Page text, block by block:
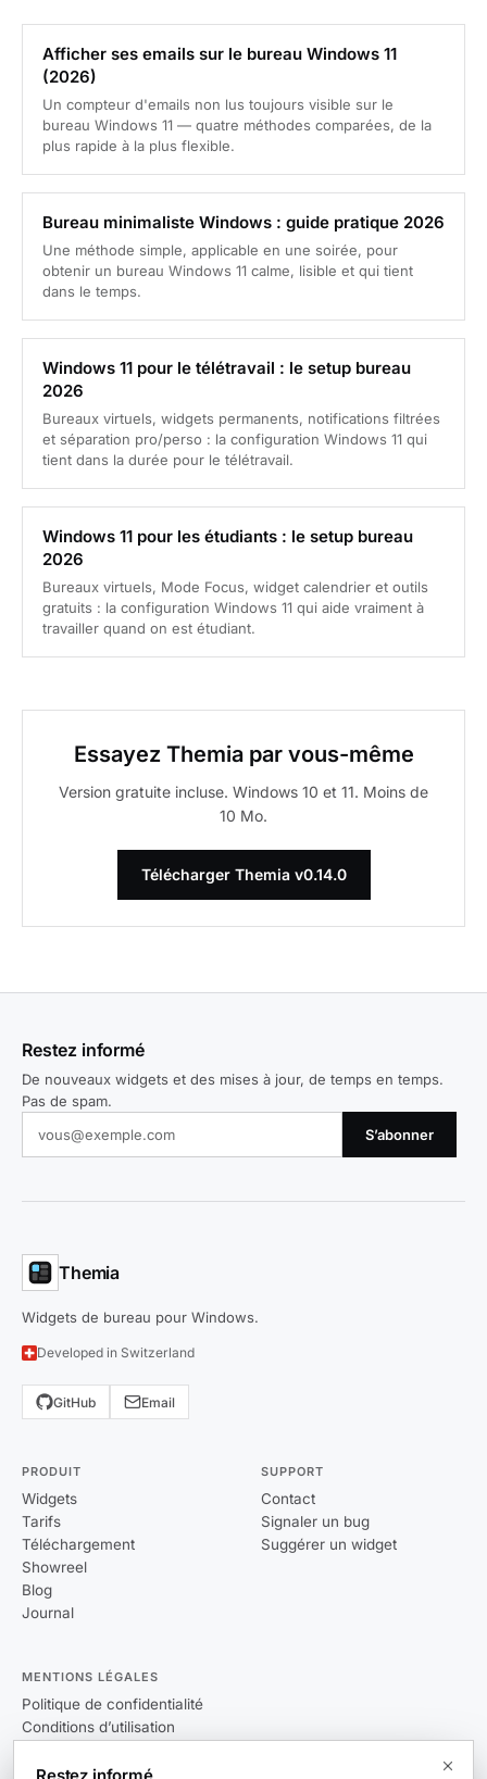
Afficher ses emails sur le bureau Windows 11
(2026)
Un compteur d'emails non lus toujours visible sur le
bureau Windows 11 — quatre méthodes comparées, de la
plus rapide à la plus flexible.
Bureau minimaliste Windows : guide pratique 2026
Une méthode simple, applicable en une soirée, pour
obtenir un bureau Windows 11 calme, lisible et qui tient
dans le temps.
Windows 11 pour le télétravail : le setup bureau
2026
Bureaux virtuels, widgets permanents, notifications filtrées
et séparation pro/perso : la configuration Windows 11 qui
tient dans la durée pour le télétravail.
Windows 11 pour les étudiants : le setup bureau
2026
Bureaux virtuels, Mode Focus, widget calendrier et outils
gratuits : la configuration Windows 11 qui aide vraiment à
travailler quand on est étudiant.
Essayez Themia par vous-même
Version gratuite incluse. Windows 10 et 11. Moins de
10 Mo.
Télécharger Themia v0.14.0
Restez informé
De nouveaux widgets et des mises à jour, de temps en temps.
Pas de spam.
S’abonner
Themia
Widgets de bureau pour Windows.
Developed in Switzerland
GitHub Email
PRODUIT
Widgets
Tarifs
Téléchargement
Showreel
Blog
Journal
SUPPORT
Contact
Signaler un bug
Suggérer un widget
MENTIONS LÉGALES
Politique de confidentialité
Conditions d’utilisation